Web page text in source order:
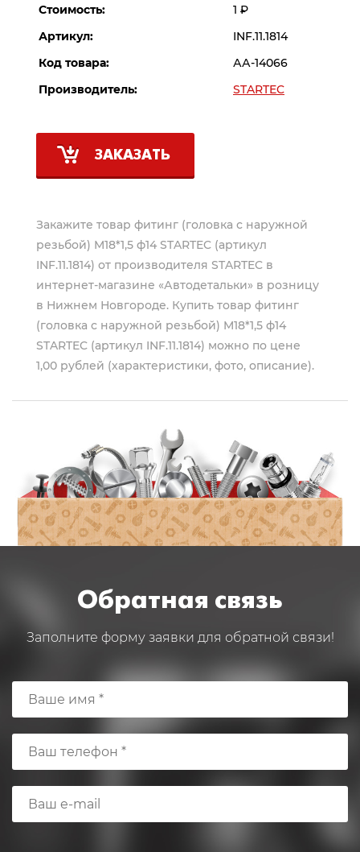
Стоимость:
1 Р
Артикул:
INF.11.1814
Код товара:
АА-14066
Производитель:
STARTEC
ЗАКАЗАТЬ
Закажите товар фитинг (головка с наружной
резьбой) M18*1,5 ф14 STARTEC (артикул
INF.11.1814) от производителя STARTEC в
интернет-магазине «Автодетальки» в розницу
в Нижнем Новгороде. Купить товар фитинг
(головка с наружной резьбой) M18*1,5 ф14
STARTEC (артикул INF.11.1814) можно по цене
1,00 рублей (характеристики, фото, описание).
Обратная связь
Заполните форму заявки для обратной связи!